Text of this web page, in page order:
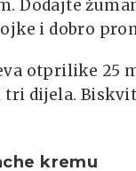
Dodajte
i dobro
otprilike 25
tri dijela.
kremu